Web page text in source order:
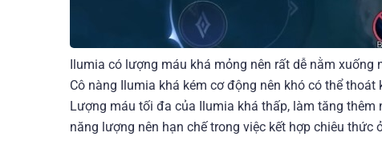
Ilumia có lượng máu khá mỏng nên rất dễ nằm xuống
Cô nàng Ilumia khá kém cơ động nên khó có thể
Lượng máu tối đa của Ilumia khá thấp, làm tăng thêm
năng lượng nên hạn chế trong việc kết hợp chiêu thức